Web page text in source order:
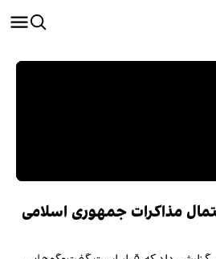
مذاکرات جمهوری اسلامی